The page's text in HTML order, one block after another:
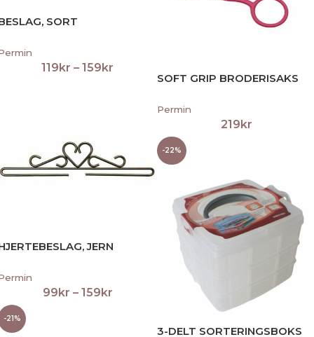
SORT
119kr – 159kr
SOFT GRIP BRODERISAKS
Permin
219kr
JERN
99kr – 159kr
-22%
3-DELT SORTERINGSBOKS
-21%